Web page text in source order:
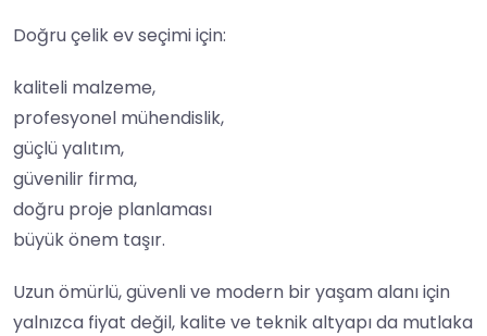
Doğru çelik ev seçimi için:
kaliteli malzeme,
profesyonel mühendislik,
güçlü yalıtım,
güvenilir firma,
doğru proje planlaması
büyük önem taşır.
Uzun ömürlü, güvenli ve modern bir yaşam alanı için
yalnızca fiyat değil, kalite ve teknik altyapı da mutlaka